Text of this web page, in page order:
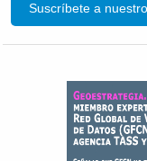
Suscríbete a